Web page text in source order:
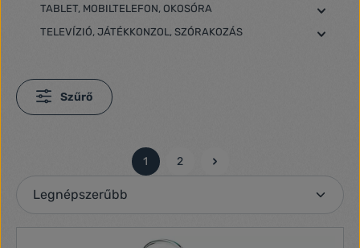
TABLET, MOBILTELEFON, OKOSÓRA
TELEVÍZIÓ, JÁTÉKKONZOL, SZÓRAKOZÁS
Szűrő
Oldal
1
Oldal
2